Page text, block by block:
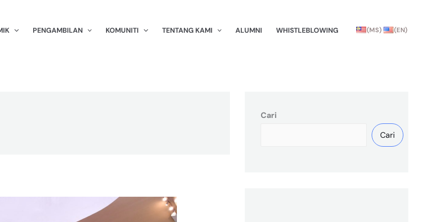
PENGAMBILAN KOMUNITI TENTANG KAMI ALUMNI WHISTLEBLOWING (MS) (EN)
Cari
Cari